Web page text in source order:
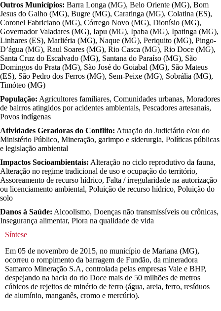
Outros Municípios: Barra Longa (MG), Belo Oriente (MG), Bom
Jesus do Galho (MG), Bugre (MG), Caratinga (MG), Colatina (ES),
Coronel Fabriciano (MG), Córrego Novo (MG), Dionísio (MG),
Governador Valadares (MG), Iapu (MG), Ipaba (MG), Ipatinga (MG),
Linhares (ES), Marliéria (MG), Naque (MG), Periquito (MG), Pingo-
D’água (MG), Raul Soares (MG), Rio Casca (MG), Rio Doce (MG),
Santa Cruz do Escalvado (MG), Santana do Paraíso (MG), São
Domingos do Prata (MG), São José do Goiabal (MG), São Mateus
(ES), São Pedro dos Ferros (MG), Sem-Peixe (MG), Sobrália (MG),
Timóteo (MG)
População: Agricultores familiares, Comunidades urbanas, Moradores
de bairros atingidos por acidentes ambientais, Pescadores artesanais,
Povos indígenas
Atividades Geradoras do Conflito: Atuação do Judiciário e/ou do
Ministério Público, Mineração, garimpo e siderurgia, Políticas públicas
e legislação ambiental
Impactos Socioambientais: Alteração no ciclo reprodutivo da fauna,
Alteração no regime tradicional de uso e ocupação do território,
Assoreamento de recurso hídrico, Falta / irregularidade na autorização
ou licenciamento ambiental, Poluição de recurso hídrico, Poluição do
solo
Danos à Saúde: Alcoolismo, Doenças não transmissíveis ou crônicas,
Insegurança alimentar, Piora na qualidade de vida
Síntese
Em 05 de novembro de 2015, no município de Mariana (MG),
ocorreu o rompimento da barragem de Fundão, da mineradora
Samarco Mineração S.A, controlada pelas empresas Vale e BHP,
despejando na bacia do rio Doce mais de 50 milhões de metros
cúbicos de rejeitos de minério de ferro (água, areia, ferro, resíduos
de alumínio, manganês, cromo e mercúrio).